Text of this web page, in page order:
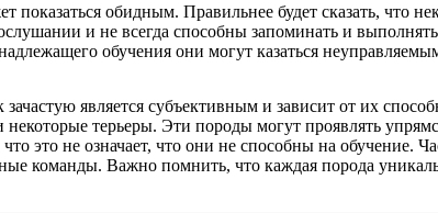
обидным. Правильнее будет сказать, что
и не всегда способны запоминать и
обучения они могут казаться
является субъективным и зависит от их
терьеры. Эти породы могут проявлять
это не означает, что они не способны на обучение.
команды. Важно помнить, что каждая порода